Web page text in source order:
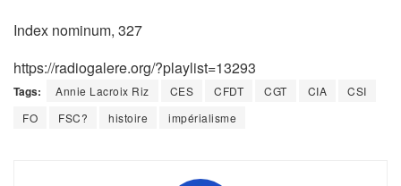
Index nominum, 327
https://radiogalere.org/?playlist=13293
Tags: Annie Lacroix Riz CES CFDT CGT CIA
CSI
FO
FSC? histoire impérialisme